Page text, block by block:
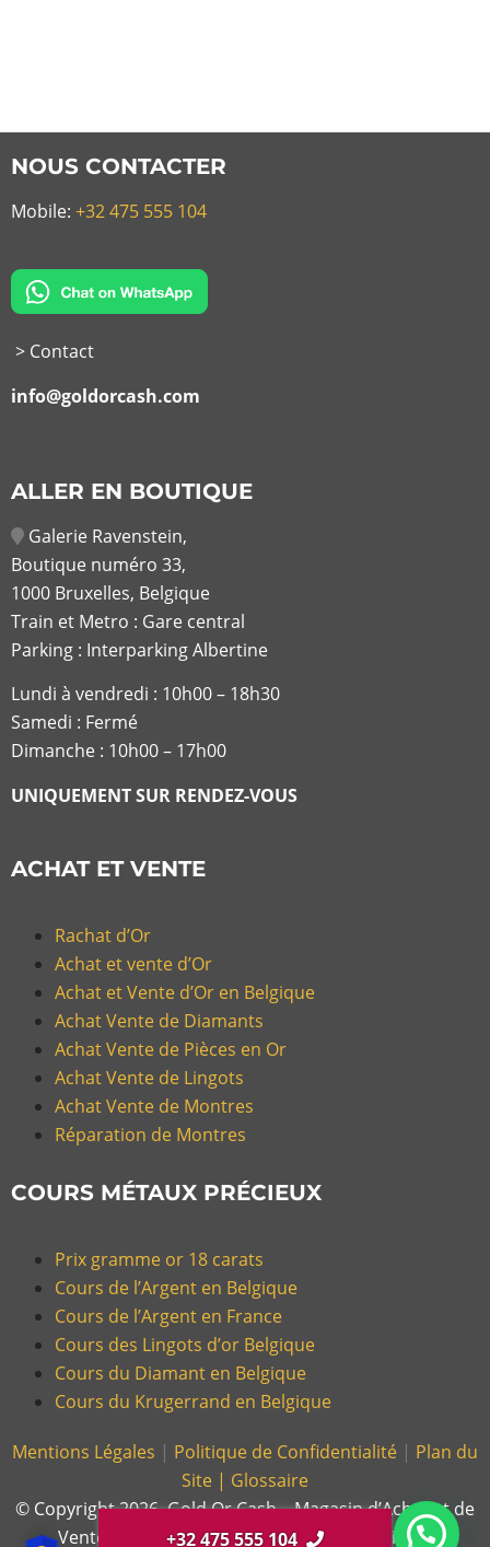
NOUS CONTACTER
Mobile: +32 475 555 104
> Contact
info@goldorcash.com
+32 475 555 104
ALLER EN BOUTIQUE
Galerie Ravenstein,
Boutique numéro 33,
1000 Bruxelles, Belgique
Train et Metro : Gare central
Parking : Interparking Albertine
Lundi à vendredi : 10h00 – 18h30
Samedi : Fermé
Dimanche : 10h00 – 17h00
UNIQUEMENT SUR RENDEZ-VOUS
ACHAT ET VENTE
Rachat d’Or
Achat et vente d’Or
Achat et Vente d’Or en Belgique
Achat Vente de Diamants
Achat Vente de Pièces en Or
Achat Vente de Lingots
Achat Vente de Montres
Réparation de Montres
COURS MÉTAUX PRÉCIEUX
Prix gramme or 18 carats
Cours de l’Argent en Belgique
Cours de l’Argent en France
Cours des Lingots d’or Belgique
Cours du Diamant en Belgique
Cours du Krugerrand en Belgique
Mentions Légales | Politique de Confidentialité | Plan du
Site | Glossaire
© Copyright 2026, Gold Or Cash – Magasin d’Achat et de
Vente d’Or et Bijoux en France et en Belgique.